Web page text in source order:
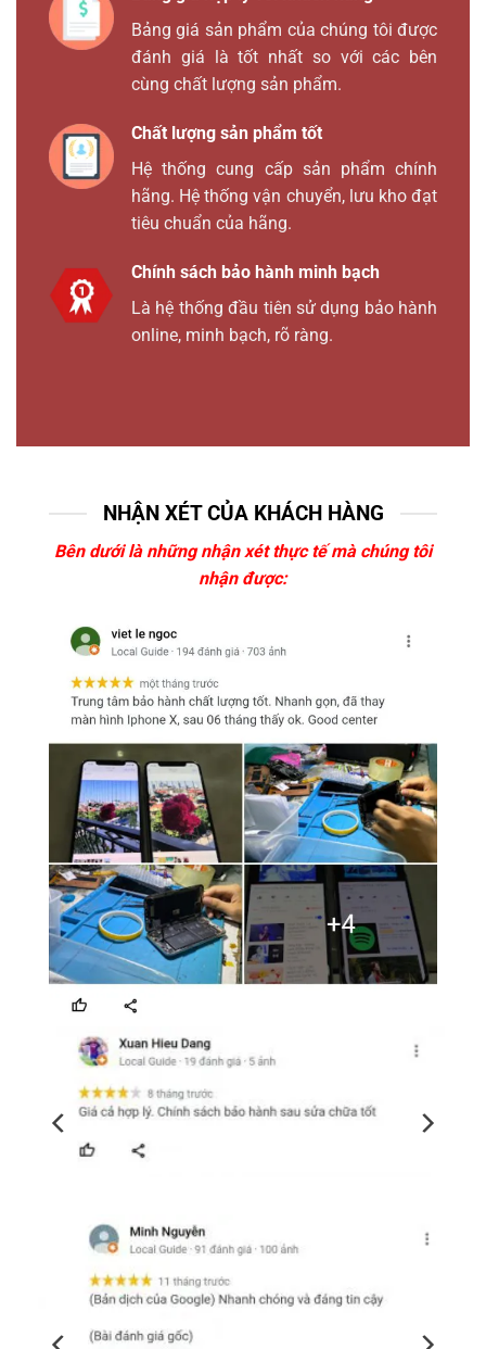
Bảng giá sản phẩm của chúng tôi được
đánh giá là tốt nhất so với các bên
cùng chất lượng sản phẩm.
Chất lượng sản phẩm tốt
Hệ thống cung cấp sản phẩm chính
hãng. Hệ thống vận chuyển, lưu kho đạt
tiêu chuẩn của hãng.
Chính sách bảo hành minh bạch
Là hệ thống đầu tiên sử dụng bảo hành
online, minh bạch, rõ ràng.
NHẬN XÉT CỦA KHÁCH HÀNG
Bên dưới là những nhận xét thực tế mà chúng tôi
nhận được: